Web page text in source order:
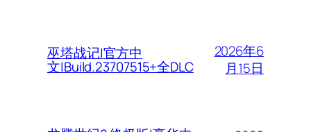
巫塔战记|官方中
文|Build.23707515+全DLC
2026年6
月15日